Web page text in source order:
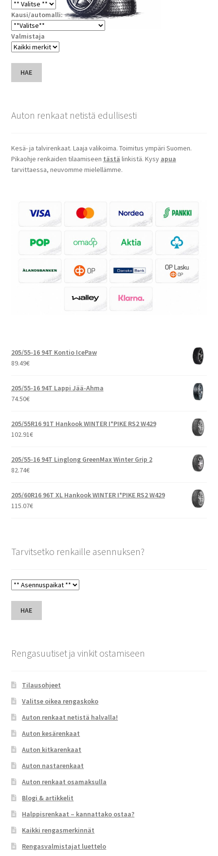
Kausi/automalli:
Valmistaja
HAE
Auton renkaat netistä edullisesti
Kesä- ja talvirenkaat. Laaja valikoima. Toimitus ympäri Suomen.
Pikaohje renkaiden tilaamiseen tästä linkistä. Kysy apua
tarvittaessa, neuvomme mielellämme.
205/55-16 94T Kontio IcePaw
89.49€
205/55-16 94T Lappi Jää-Ahma
74.50€
205/55R16 91T Hankook WINTER I*PIKE RS2 W429
102.91€
205/55-16 94T Linglong GreenMax Winter Grip 2
82.74€
205/60R16 96T XL Hankook WINTER I*PIKE RS2 W429
115.07€
Tarvitsetko renkaille asennuksen?
HAE
Rengasuutiset ja vinkit ostamiseen
Tilausohjeet
Valitse oikea rengaskoko
Auton renkaat netistä halvalla!
Auton kesärenkaat
Auton kitkarenkaat
Auton nastarenkaat
Auton renkaat osamaksulla
Blogi & artikkelit
Halppisrenkaat – kannattako ostaa?
Kaikki rengasmerkinnät
Rengasvalmistajat luettelo